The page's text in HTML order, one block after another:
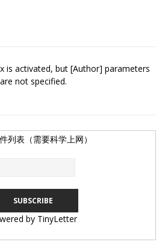
is activated, but [Author] parameters
are not specified.
列表（需要科学上网）
by TinyLetter